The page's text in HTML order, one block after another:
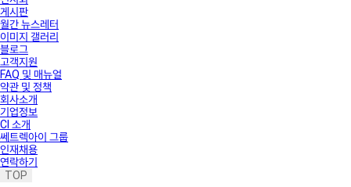
게시판
월간 뉴스레터
이미지 갤러리
블로그
고객지원
FAQ 및 매뉴얼
약관 및 정책
회사소개
기업정보
CI 소개
쎄트렉아이 그룹
인재채용
연락하기
TOP